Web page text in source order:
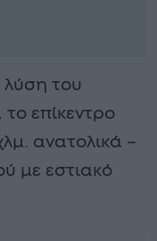
του
επίκεντρο
ανατολικά –
με εστιακό